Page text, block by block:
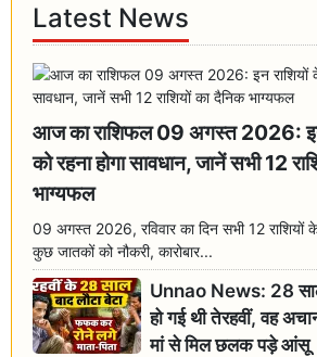
Latest News
आज का राशिफल 09 अगस्त 2026: इन
को रहना होगा सावधान, जानें सभी 12
भाग्यफल
09 अगस्त 2026, रविवार का दिन सभी 12 राशियों
कुछ जातकों को नौकरी, कारोबार...
Unnao News: 28
हो गई थी तेरहवीं, वह
मां से मिल छलक पड़े आंसू